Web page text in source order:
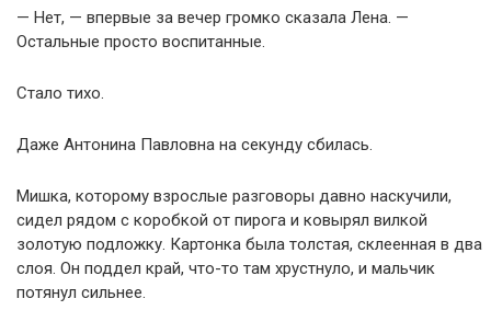
— Нет, — впервые за вечер громко сказала Лена. —
Остальные просто воспитанные.
Стало тихо.
Даже Антонина Павловна на секунду сбилась.
Мишка, которому взрослые разговоры давно наскучили,
сидел рядом с коробкой от пирога и ковырял вилкой
золотую подложку. Картонка была толстая, склеенная в два
слоя. Он поддел край, что-то там хрустнуло, и мальчик
потянул сильнее.